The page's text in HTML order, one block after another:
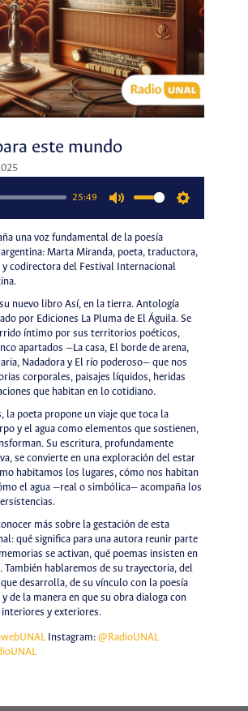
este mundo
25:49
una voz fundamental de la poesía
Marta Miranda, poeta, traductora,
codirectora del Festival Internacional
nuevo libro Así, en la tierra. Antología
por Ediciones La Pluma de El Águila. Se
íntimo por sus territorios poéticos,
apartados —La casa, El borde de arena,
Nadadora y El río poderoso— que nos
corporales, paisajes líquidos, heridas
que habitan en lo cotidiano.
la poeta propone un viaje que toca la
y el agua como elementos que sostienen,
Su escritura, profundamente
se convierte en una exploración del estar
habitamos los lugares, cómo nos habitan
el agua —real o simbólica— acompaña los
más sobre la gestación de esta
qué significa para una autora reunir parte
se activan, qué poemas insisten en
También hablaremos de su trayectoria, del
desarrolla, de su vínculo con la poesía
de la manera en que su obra dialoga con
interiores y exteriores.
Instagram: @RadioUNAL